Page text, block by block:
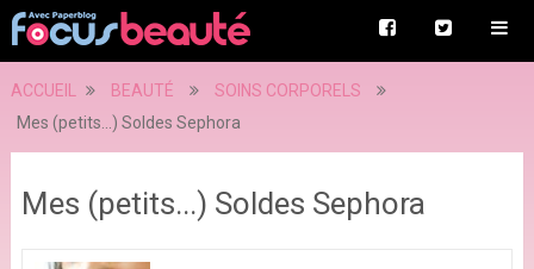
ACCUEIL BEAUTÉ
SOINS CORPORELS
Mes (petits...) Soldes Sephora
Mes (petits...) Soldes Sephora